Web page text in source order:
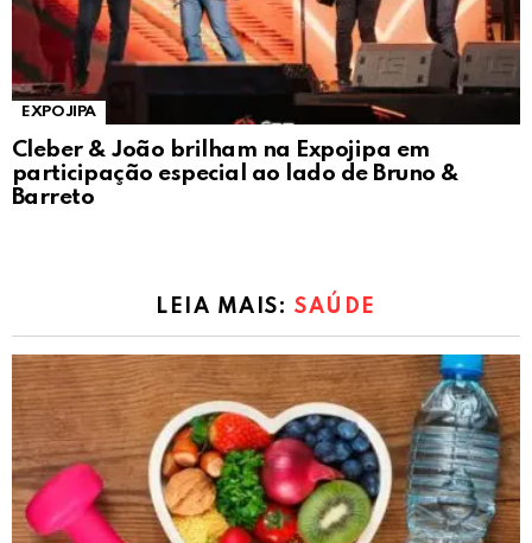
EXPOJIPA
Cleber & João brilham na Expojipa em
participação especial ao lado de Bruno &
Barreto
LEIA MAIS:SAÚDE